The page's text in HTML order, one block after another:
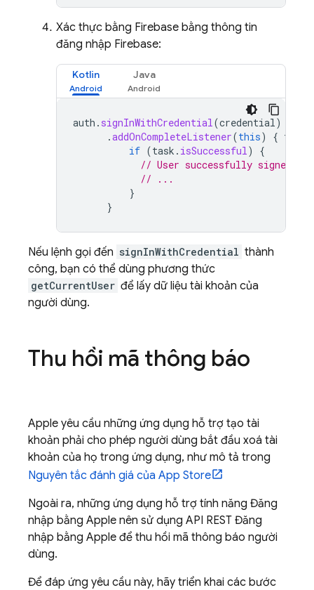
Xác thực bằng Firebase bằng thông tin
đăng nhập Firebase:
Kotlin Java
auth . signInWithCredential(credential)
.addOnCompleteListener(this) { task
if (task . isSuccessful)
{
// User successfully signed in
// ...
}
}
Nếu lệnh gọi đến signInWithCredential thành
công, bạn có thể dùng phương thức
getCurrentUser để lấy dữ liệu tài khoản của
người dùng.
Thu hồi mã thông báo
Apple yêu cầu những ứng dụng hỗ trợ tạo tài
khoản phải cho phép người dùng bắt đầu xoá tài
khoản của họ trong ứng dụng, như mô tả trong
Nguyên tắc đánh giá của App Store
Ngoài ra, những ứng dụng hỗ trợ tính năng Đăng
nhập bằng Apple nên sử dụng API REST Đăng
nhập bằng Apple để thu hồi mã thông báo người
dùng.
Để đáp ứng yêu cầu này, hãy triển khai các bước